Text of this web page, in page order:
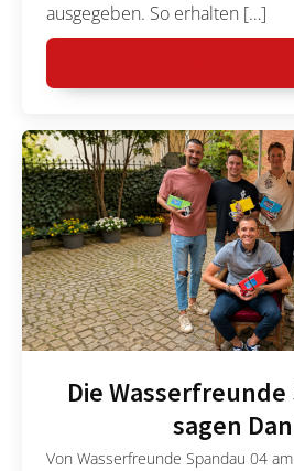
ausgegeben. So erhalten […]
Die Wasserfreunde
sagen
VonWasserfreunde Spandau 04 am